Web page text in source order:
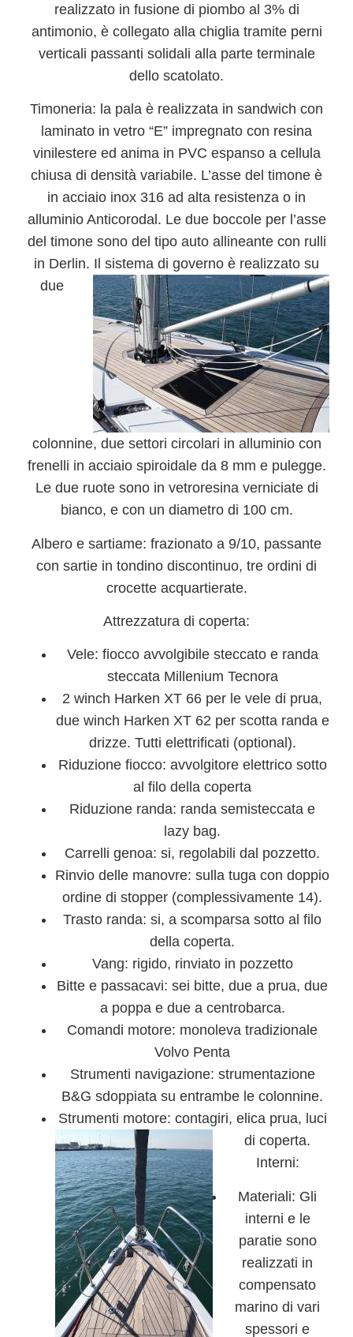
realizzato in fusione di piombo al 3% di
antimonio, è collegato alla chiglia tramite perni
verticali passanti solidali alla parte terminale
dello scatolato.
Timoneria: la pala è realizzata in sandwich con
laminato in vetro “E” impregnato con resina
vinilestere ed anima in PVC espanso a cellula
chiusa di densità variabile. L’asse del timone è
in acciaio inox 316 ad alta resistenza o in
alluminio Anticorodal. Le due boccole per l’asse
del timone sono del tipo auto allineante con rulli
in Derlin. Il sistema di governo è realizzato su
due
colonnine, due settori circolari in alluminio con
frenelli in acciaio spiroidale da 8 mm e pulegge.
Le due ruote sono in vetroresina verniciate di
bianco, e con un diametro di 100 cm.
Albero e sartiame: frazionato a 9/10, passante
con sartie in tondino discontinuo, tre ordini di
crocette acquartierate.
Attrezzatura di coperta:
Vele: fiocco avvolgibile steccato e randa
steccata Millenium Tecnora
2 winch Harken XT 66 per le vele di prua,
due winch Harken XT 62 per scotta randa e
drizze. Tutti elettrificati (optional).
Riduzione fiocco: avvolgitore elettrico sotto
al filo della coperta
Riduzione randa: randa semisteccata e
lazy bag.
Carrelli genoa: si, regolabili dal pozzetto.
Rinvio delle manovre: sulla tuga con doppio
ordine di stopper (complessivamente 14).
Trasto randa: si, a scomparsa sotto al filo
della coperta.
Vang: rigido, rinviato in pozzetto
Bitte e passacavi: sei bitte, due a prua, due
a poppa e due a centrobarca.
Comandi motore: monoleva tradizionale
Volvo Penta
Strumenti navigazione: strumentazione
B&G sdoppiata su entrambe le colonnine.
Strumenti motore: contagiri, elica prua, luci
di coperta.
Interni:
Materiali: Gli
interni e le
paratie sono
realizzati in
compensato
marino di vari
spessori e